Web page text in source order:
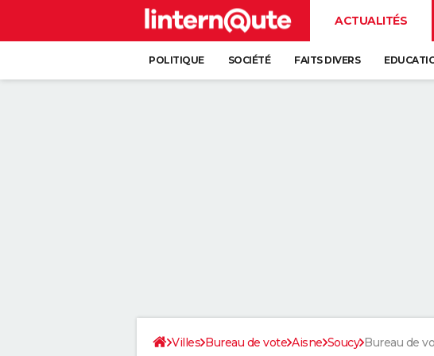
ACTUALITÉS
POLITIQUE SOCIÉTÉ FAITS DIVERS
Villes Bureau de vote Aisne Soucy Bureau de